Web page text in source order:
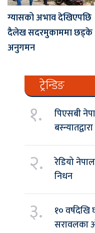
ग्यासको अभाव देखिएपछि
दैलेख सदरमुकाममा छड्के
अनुगमन
ट्रेन्डिङ
१.
पिएसबी
२.
रेडियो
निधन
३.
१० वर्षदेखि
सरावलका